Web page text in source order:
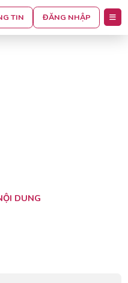
TIN ĐĂNG NHẬP
DUNG